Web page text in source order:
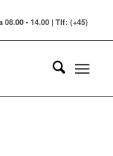
- 14.00 | Tlf: (+45)